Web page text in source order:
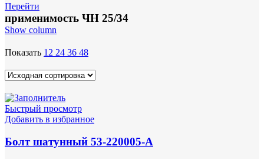
Перейти
применимость ЧН 25/34
Show column
Показать 12 24 36 48
Быстрый просмотр
Добавить в избранное
Болт шатунный 53-220005-А